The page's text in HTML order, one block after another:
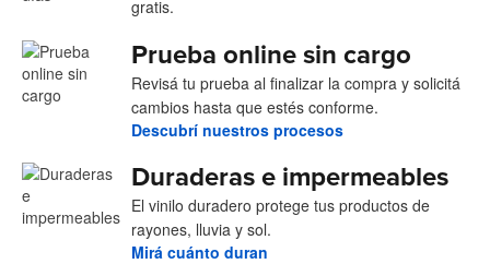
gratis.
Prueba online sin cargo
Revisá tu prueba al finalizar la compra y solicitá
cambios hasta que estés conforme.
Descubrí nuestros procesos
Duraderas e impermeables
El vinilo duradero protege tus productos de
rayones, lluvia y sol.
Mirá cuánto duran